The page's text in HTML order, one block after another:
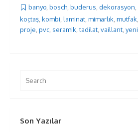
banyo, bosch, buderus, dekorasyon,
koçtaş kombi laminat mimarlık mutfak
proje pvc seramik ,tadilat vaillant yeni
for:
Son Yazılar